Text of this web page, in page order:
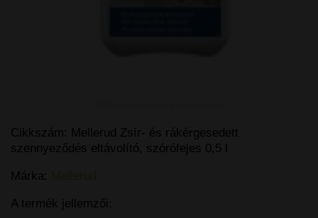
Cikkszám: Mellerud Zsír- és rákérgesedett
szennyeződés eltávolító, szórófejes 0,5 l
Márka:
A termék jellemzői: